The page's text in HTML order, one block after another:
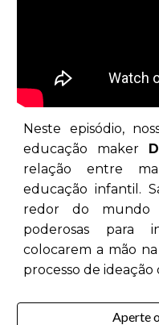
Neste episódio,
educação maker
relação entre
educação infantil.
redor do mundo
poderosas para
colocarem a mão
processo de ideação
Aperte